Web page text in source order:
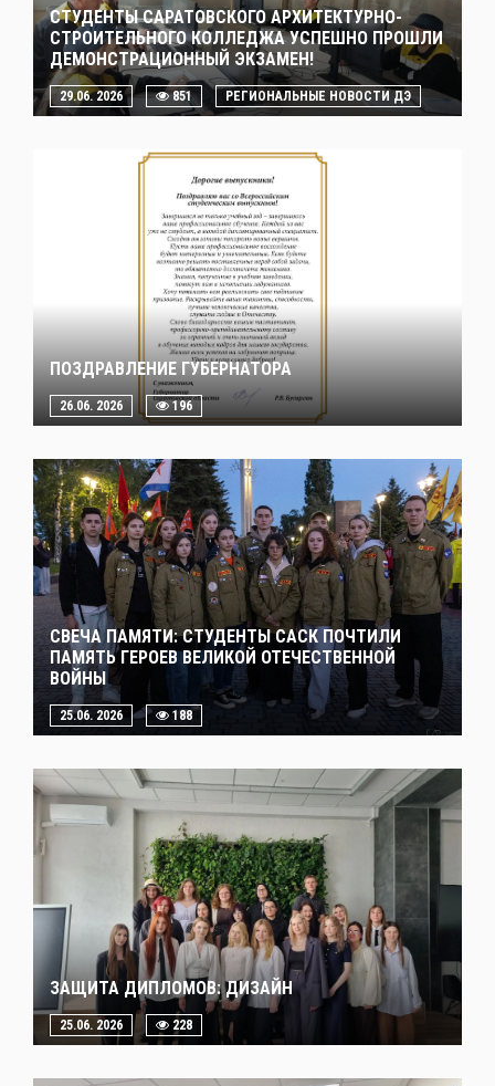
СТУДЕНТЫ САРАТОВСКОГО АРХИТЕКТУРНО-
СТРОИТЕЛЬНОГО КОЛЛЕДЖА УСПЕШНО ПРОШЛИ
ДЕМОНСТРАЦИОННЫЙ ЭКЗАМЕН!
29.06. 2026 851 РЕГИОНАЛЬНЫЕ НОВОСТИ ДЭ
ПОЗДРАВЛЕНИЕ ГУБЕРНАТОРА
26.06. 2026 196
СВЕЧА ПАМЯТИ: СТУДЕНТЫ САСК ПОЧТИЛИ
ПАМЯТЬ ГЕРОЕВ ВЕЛИКОЙ ОТЕЧЕСТВЕННОЙ
ВОЙНЫ
25.06. 2026 188
ЗАЩИТА ДИПЛОМОВ: ДИЗАЙН
25.06. 2026 228